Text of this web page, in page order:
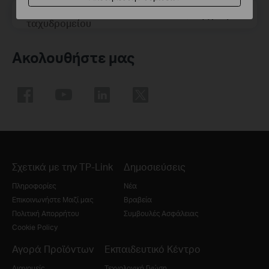
Διεύθυνση ηλεκτρονικού
ταχυδρομείου
Ακολουθήστε μας
Σχετικά με την TP-Link
Πληροφορίες
Επικοινωνήστε Μαζί μας
Πολιτική Απορρήτου
Cookie Policy
Δημοσιεύσεις
Νέα
Βραβεία
Συμβουλές Ασφάλειας
Αγορά Προϊόντων Εκπαιδευτικό Κέντρο